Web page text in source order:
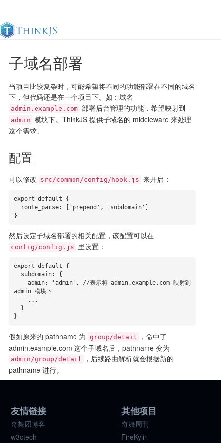
官方文档 更新日志
子域名部署
当项目比较复杂时，可能希望将不同的功能部署在不同的域名
下，但代码还是在一个项目下。如：域名
admin.example.com 部署后台管理的功能，希望映射到
admin 模块下。ThinkJS 提供子域名的 middleware 来处理
这个需求。
配置
可以修改 src/common/config/hook.js 来开启：
export default {
}
然后设定子域名部署的相关配置，该配置可以在
config/config.js 里设置：
export default {
admin 模块下
}
假如原来的 pathname 为 group/detail
，命中了
admin.example.com 这个子域名后，pathname 变为
admin/group/detail
，后续路由解析就会根据新的
pathname 进行。
友情链接
奇舞团博客
w3ctech
其他项目
奇舞周刊
FireKylin